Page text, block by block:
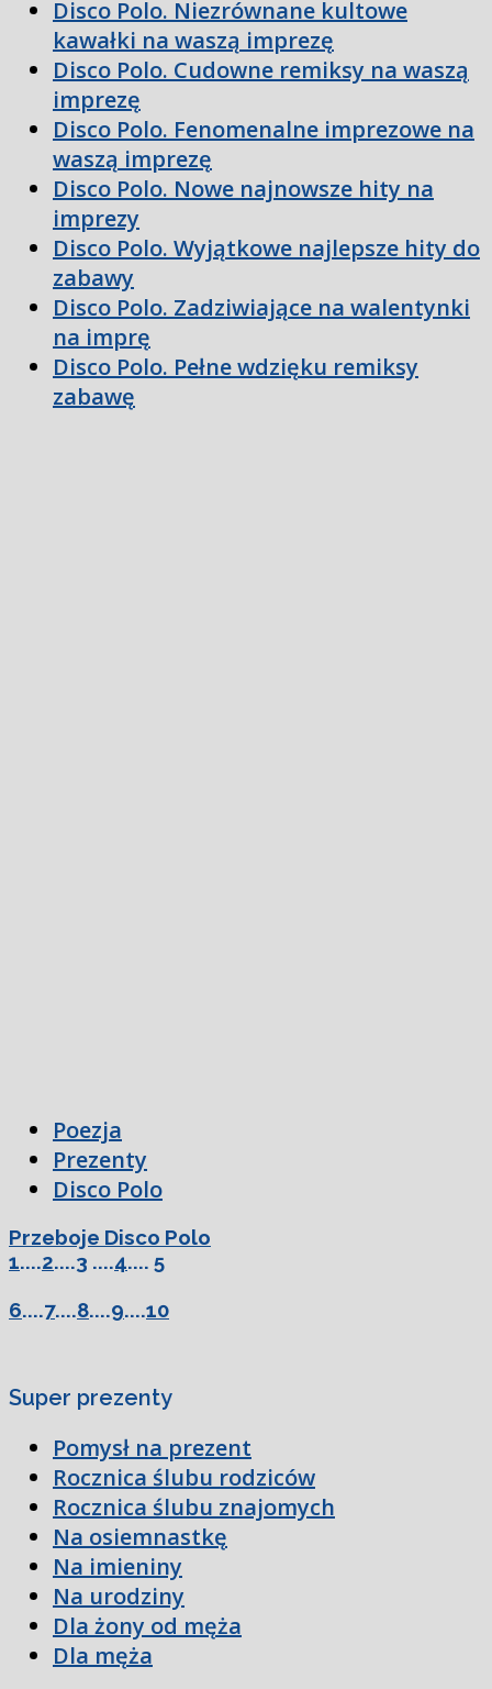
Disco Polo. Niezrównane kultowe
kawałki na waszą imprezę
Disco Polo. Cudowne remiksy na waszą
imprezę
Disco Polo. Fenomenalne imprezowe na
waszą imprezę
Disco Polo. Nowe najnowsze hity na
imprezy
Disco Polo. Wyjątkowe najlepsze hity do
zabawy
Disco Polo. Zadziwiające na walentynki
na imprę
Disco Polo. Pełne wdzięku remiksy
zabawę
Poezja
Prezenty
Disco Polo
Przeboje Disco Polo
1....2....3 ....4.... 5
6....7....8....9....10
Super prezenty
Pomysł na prezent
Rocznica ślubu rodziców
Rocznica ślubu znajomych
Na osiemnastkę
Na imieniny
Na urodziny
Dla żony od męża
Dla męża